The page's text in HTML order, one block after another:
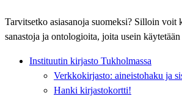
Tarvitsetko asiasanoja suomeksi? Silloin voit
sanastoja ja ontologioita, joita usein käytetään
Instituutin kirjasto Tukholmassa
Verkkokirjasto: aineistohaku ja
Hanki kirjastokortti!